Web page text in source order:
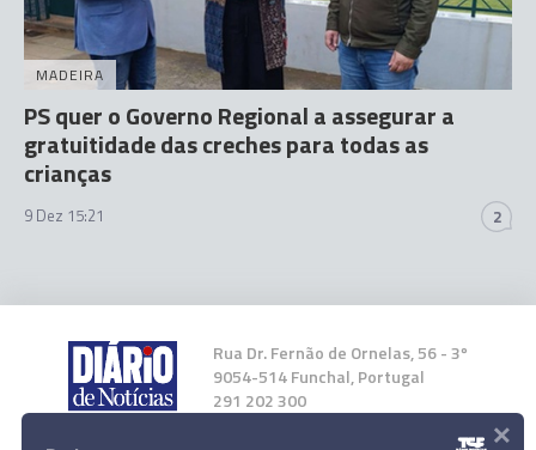
MADEIRA
PS quer o Governo Regional a assegurar a
gratuitidade das creches para todas as
crianças
9 Dez 15:21 2
Rua Dr. Fernão de Ornelas, 56 - 3º
9054-514 Funchal, Portugal
291 202 300
×